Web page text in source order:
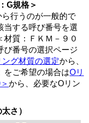
G規格＞
行うのが一般的で
当する呼び番号を選
材質：ＦＫＭ－９０
び番号の選択ページ
ング材質の選定から、
をご希望の場合はOリ
から、必要なOリン
さ）